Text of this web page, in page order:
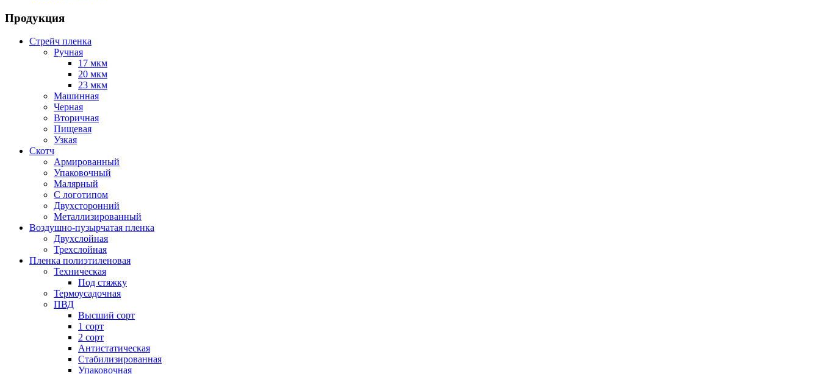
Продукция
Стрейч пленка
Ручная
17 мкм
20 мкм
23 мкм
Машинная
Черная
Вторичная
Пищевая
Узкая
Скотч
Армированный
Упаковочный
Малярный
С логотипом
Двухсторонний
Металлизированный
Воздушно-пузырчатая пленка
Двухслойная
Трехслойная
Пленка полиэтиленовая
Техническая
Под стяжку
Термоусадочная
ПВД
Высший сорт
1 сорт
2 сорт
Антистатическая
Стабилизированная
Упаковочная